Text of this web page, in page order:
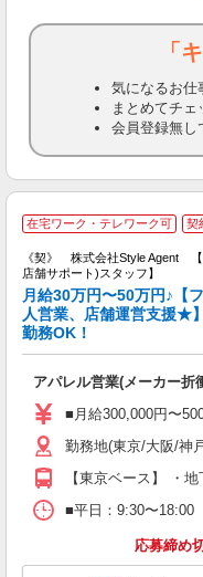
「
気になるお仕
まとめてチ
会員登録無し
在宅ワーク・テレワーク可 契
《契》 株式会社Style Agent 【
店舗サポート)スタッフ】
月給30万円〜50万円♪【
人営業、店舗運営支援★
勤務OK！
アパレル営業(メーカー
■月給300,000円〜
勤務地(東京/大阪/神
【東京ベース】 ・
■平日：9:30〜
応募締め